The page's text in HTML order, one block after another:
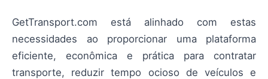
GetTransport.com está alinhado com estas
necessidades ao proporcionar uma plataforma
eficiente, econômica e prática para contratar
transporte, reduzir tempo ocioso de veículos e